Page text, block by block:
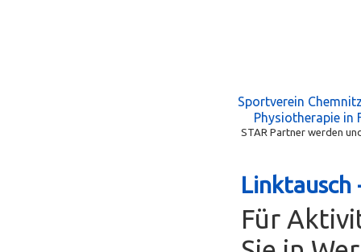
Sportverein
Physiotherapie in
STAR Partner werden
Linktausch
Für